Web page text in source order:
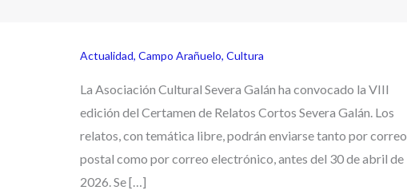
Actualidad, Campo Arañuelo, Cultura
La Asociación Cultural Severa Galán ha convocado la VIII
edición del Certamen de Relatos Cortos Severa Galán. Los
relatos, con temática libre, podrán enviarse tanto por correo
postal como por correo electrónico, antes del 30 de abril de
2026. Se […]